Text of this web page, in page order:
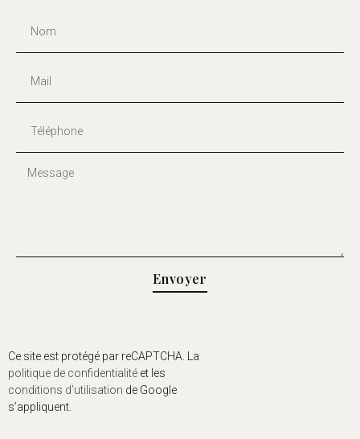
Envoyer
Ce site est protégé par reCAPTCHA. La
politique de confidentialité et les
conditions d’utilisation de Google
s’appliquent.